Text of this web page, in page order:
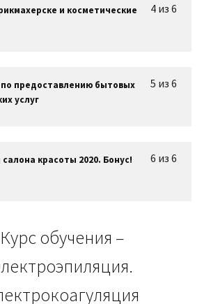
4 из 6
и косметические
5 из 6
предоставлению бытовых
услуг
6 из 6
красоты 2020. Бонус!
Курс обучения –